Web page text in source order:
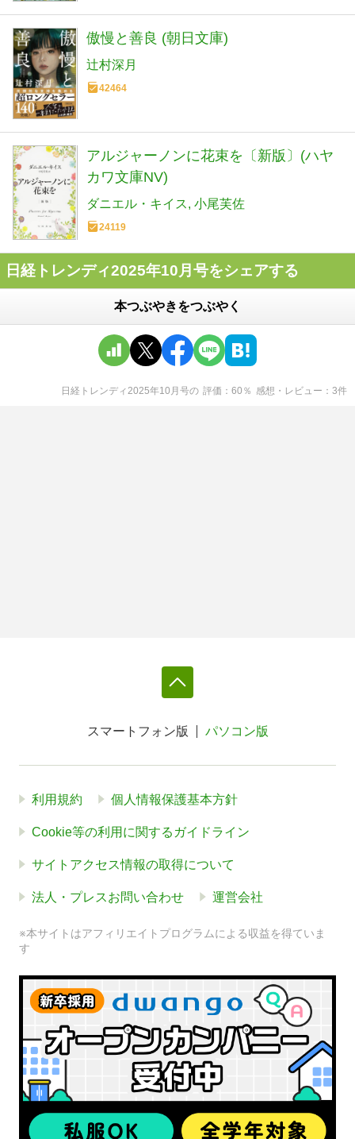
傲慢と善良 (朝日文庫)
辻村深月
42464
アルジャーノンに花束を〔新版〕(ハヤ
カワ文庫NV)
ダニエル・キイス 小尾芙佐
24119
日経トレンディ2025年10月号をシェアする
本つぶやきをつぶやく
日経トレンディ2025年10月号の 評価 60 ％ 感想・レビュー 3件
スマートフォン版 パソコン版
利用規約 個人情報保護基本方針
Cookie等の利用に関するガイドライン
サイトアクセス情報の取得について
法人・プレスお問い合わせ 運営会社
※本サイトはアフィリエイトプログラムによる収益を得ていま
す